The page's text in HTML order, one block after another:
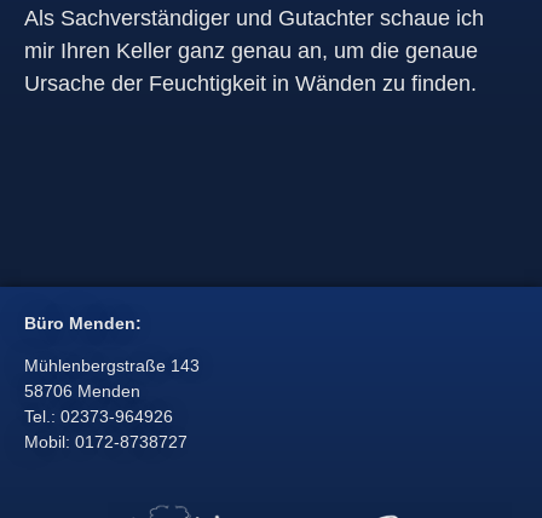
Als Sachverständiger und Gutachter schaue ich
mir Ihren Keller ganz genau an, um die genaue
Ursache der Feuchtigkeit in Wänden zu finden.
Büro Menden:
Mühlenbergstraße 143
58706 Menden
Tel.: 02373-964926
Mobil: 0172-8738727